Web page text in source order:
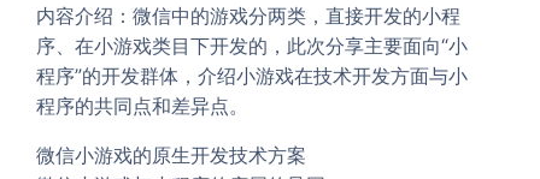
内容介绍：微信中的游戏分两类，直接开发的小程
序、在小游戏类目下开发的，此次分享主要面向“小
程序”的开发群体，介绍小游戏在技术开发方面与小
程序的共同点和差异点。
微信小游戏的原生开发技术方案